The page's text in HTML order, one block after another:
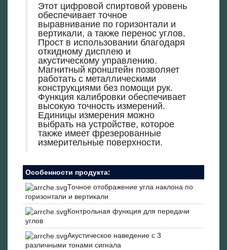
Этот цифровой спиртовой уровень
обеспечивает точное
выравнивание по горизонтали и
вертикали, а также перенос углов.
Прост в использовании благодаря
откидному дисплею и
акустическому управлению.
Магнитный кронштейн позволяет
работать с металлическими
конструкциями без помощи рук.
Функция калибровки обеспечивает
высокую точность измерений.
Единицы измерения можно
выбрать на устройстве, которое
также имеет фрезерованные
измерительные поверхности.
Особенности продукта:
Точное отображение угла наклона по
горизонтали и вертикали
Контрольная функция для передачи
углов
Акустическое наведение с 3
различными тонами сигнала